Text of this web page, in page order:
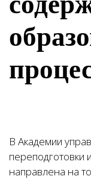
В Академии
переподготовки
направлена на